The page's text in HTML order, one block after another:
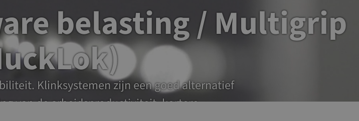
belasting / Multigrip
Klinksystemen zijn een goed alternatief
van de arbeidsproductiviteit, kortere